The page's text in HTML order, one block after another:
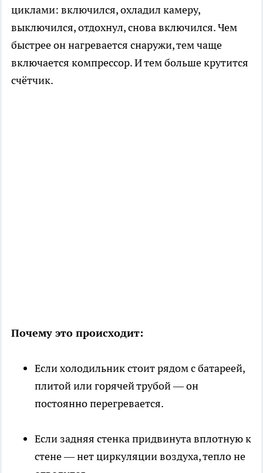
циклами: включился, охладил камеру,
выключился, отдохнул, снова включился. Чем
быстрее он нагревается снаружи, тем чаще
включается компрессор. И тем больше крутится
счётчик.
Почему это происходит:
Если холодильник стоит рядом с батареей,
плитой или горячей трубой — он
постоянно перегревается.
Если задняя стенка придвинута вплотную к
стене — нет циркуляции воздуха, тепло не